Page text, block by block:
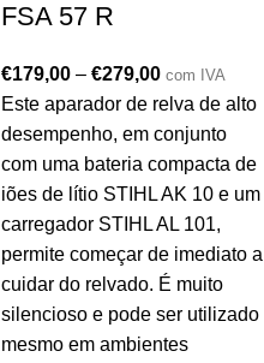
FSA 57 R
€179,00 – €279,00 com IVA
Este aparador de relva de alto
desempenho, em conjunto
com uma bateria compacta de
iões de lítio STIHL AK 10 e um
carregador STIHL AL 101,
permite começar de imediato a
cuidar do relvado. É muito
silencioso e pode ser utilizado
mesmo em ambientes